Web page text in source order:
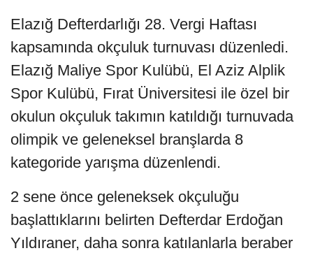
Elazığ Defterdarlığı 28. Vergi Haftası
kapsamında okçuluk turnuvası düzenledi.
Elazığ Maliye Spor Kulübü, El Aziz Alplik
Spor Kulübü, Fırat Üniversitesi ile özel bir
okulun okçuluk takımın katıldığı turnuvada
olimpik ve geleneksel branşlarda 8
kategoride yarışma düzenlendi.
2 sene önce geleneksek okçuluğu
başlattıklarını belirten Defterdar Erdoğan
Yıldıraner, daha sonra katılanlarla beraber